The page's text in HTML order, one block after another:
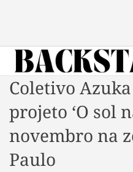
B
a
c
s
t
Coletivo
projeto ‘O sol
novembro na
Paulo